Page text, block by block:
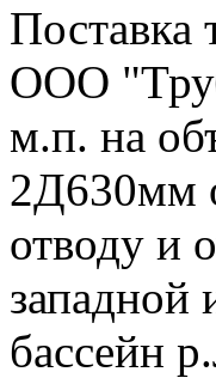
Поставка
ООО
м.п. на
2Д630мм
отводу и
бассейн